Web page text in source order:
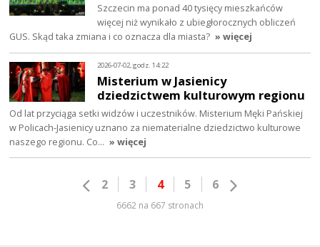
Szczecin ma ponad 40 tysięcy mieszkańców
więcej niż wynikało z ubiegłorocznych obliczeń
GUS. Skąd taka zmiana i co oznacza dla miasta? » więcej
2026-07-02, godz. 14:22
Misterium w Jasienicy
dziedzictwem kulturowym regionu
Od lat przyciąga setki widzów i uczestników. Misterium Męki Pańskiej
w Policach-Jasienicy uznano za niematerialne dziedzictwo kulturowe
naszego regionu. Co… » więcej
2 3 4 5 6
6662 na 667 stronach